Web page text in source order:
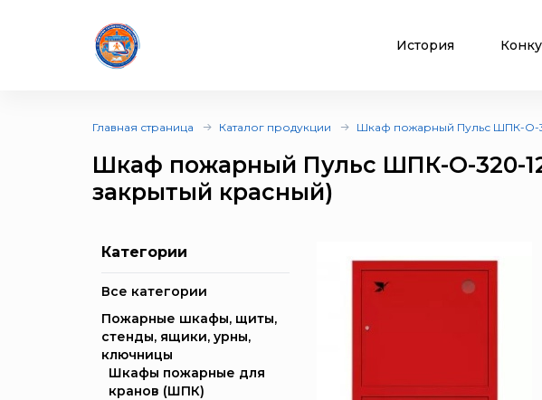
История
Главная страница Каталог продукции Шкаф пожарный Пульс ШПК-О-
Шкаф пожарный Пульс ШПК-О-320-
закрытый красный)
Категории
Все категории
Пожарные шкафы, щиты,
стенды, ящики, урны,
ключницы
Шкафы пожарные для
кранов (ШПК)